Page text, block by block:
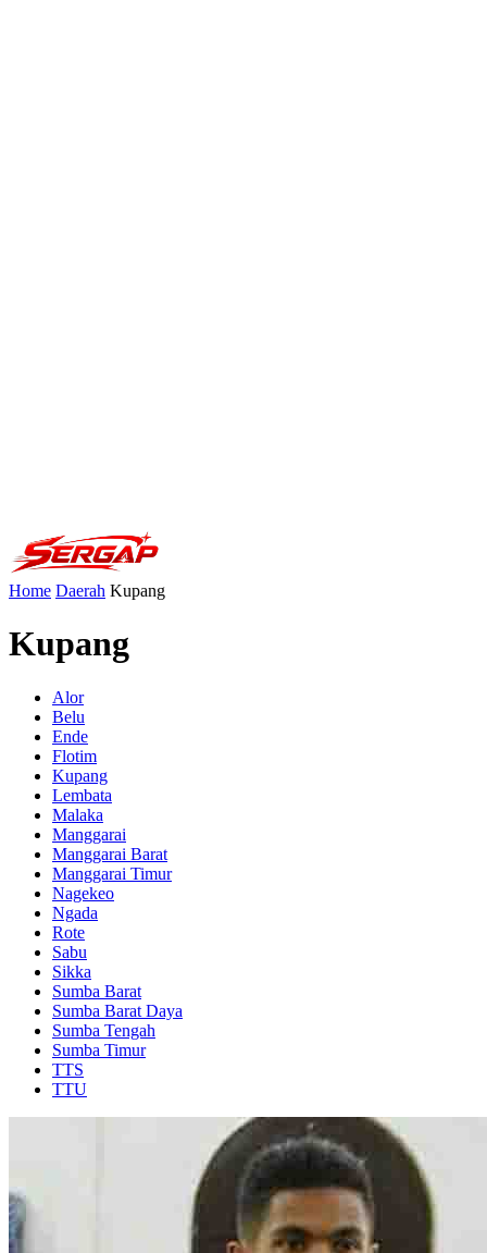
Home Daerah Kupang
Kupang
Alor
Belu
Ende
Flotim
Kupang
Lembata
Malaka
Manggarai
Manggarai Barat
Manggarai Timur
Nagekeo
Ngada
Rote
Sabu
Sikka
Sumba Barat
Sumba Barat Daya
Sumba Tengah
Sumba Timur
TTS
TTU